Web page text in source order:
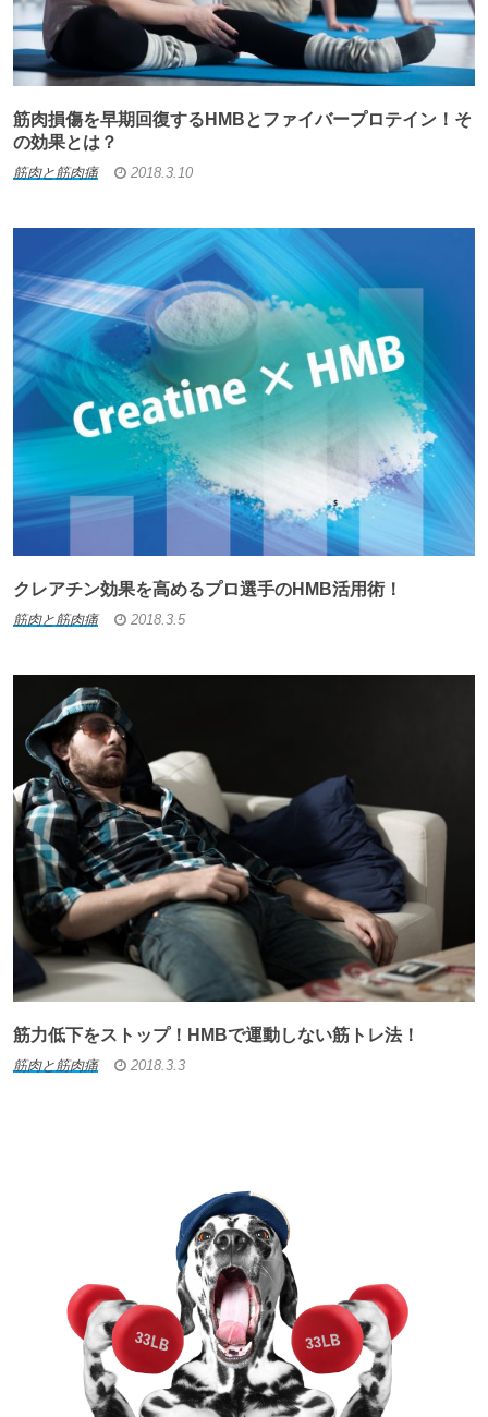
筋肉損傷を早期回復するHMBとファイバープロテイン！そ
の効果とは？
筋肉と筋肉痛 2018.3.10
クレアチン効果を高めるプロ選手のHMB活用術！
筋肉と筋肉痛 2018.3.5
筋力低下をストップ！HMBで運動しない筋トレ法！
筋肉と筋肉痛 2018.3.3